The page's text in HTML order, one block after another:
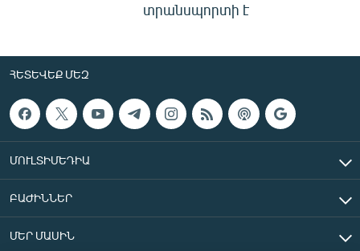
տրանսպորտի է
ՀԵՏԵՎԵՔ ՄԵԶ
ՄՈՒԼՏԻՄԵԴԻԱ
ԲԱԺԻՆՆԵՐ
ՄԵՐ ՄԱՍԻՆ